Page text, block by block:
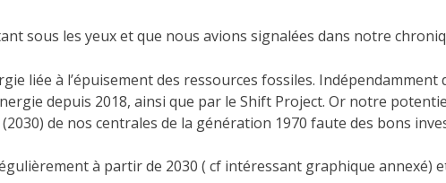
sous les yeux et que nous avions signalées dans notre
liée à l’épuisement des ressources fossiles.
depuis 2018, ainsi que par le Shift Project. Or notre
de nos centrales de la génération 1970 faute des bons
à partir de 2030 ( cf intéressant graphique annexé)